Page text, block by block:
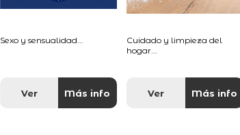
Sexo y sensualidad...
Ver Más info
Cuidado y limpieza del
hogar...
Ver Más info